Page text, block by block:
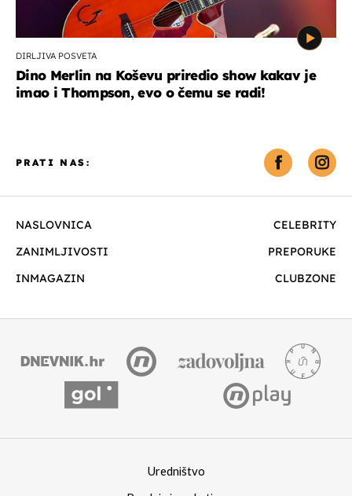
DIRLJIVA POSVETA
Dino Merlin na Koševu priredio show kakav je
imao i Thompson, evo o čemu se radi!
NASLOVNICA
CELEBRITY
ZANIMLJIVOSTI
PREPORUKE
INMAGAZIN
CLUBZONE
PRATI NAS:
Uredništvo